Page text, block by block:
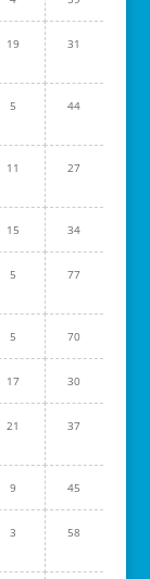
19 31
5 44
11 27
15 34
5 77
5 70
17 30
21 37
9 45
3 58